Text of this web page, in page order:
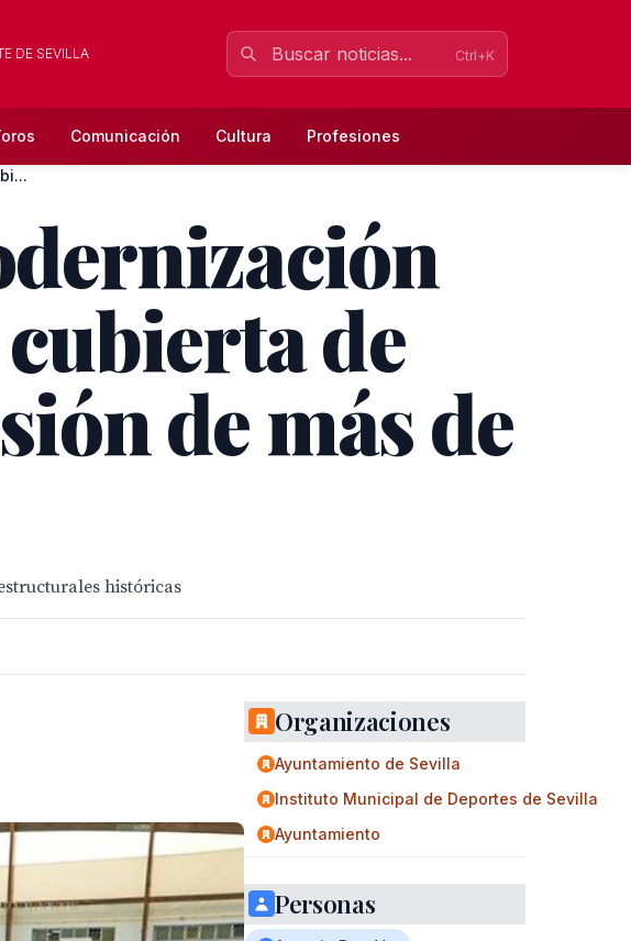
DE SEVILLA Ctrl+K
Comunicación Cultura Profesiones
de
de más de
históricas
Organizaciones
Ayuntamiento de Sevilla
Instituto Municipal de Deportes de Sevilla
Ayuntamiento
Personas